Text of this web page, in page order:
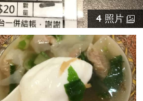
4照片